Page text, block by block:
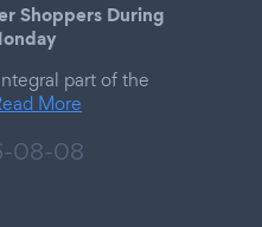
Shoppers During
part of the
More
08-08